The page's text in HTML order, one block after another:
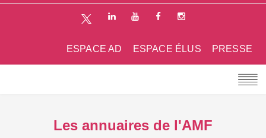
PRESSE
ESPACE ÉLUS
ESPACE AD
Les annuaires de l'AMF